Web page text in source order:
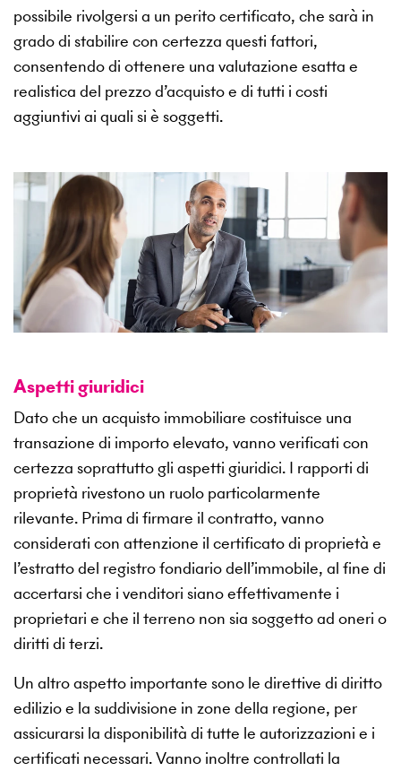
possibile rivolgersi a un perito certificato, che sarà in
grado di stabilire con certezza questi fattori,
consentendo di ottenere una valutazione esatta e
realistica del prezzo d’acquisto e di tutti i costi
aggiuntivi ai quali si è soggetti.
Aspetti giuridici
Dato che un acquisto immobiliare costituisce una
transazione di importo elevato, vanno verificati con
certezza soprattutto gli aspetti giuridici. I rapporti di
proprietà rivestono un ruolo particolarmente
rilevante. Prima di firmare il contratto, vanno
considerati con attenzione il certificato di proprietà e
l’estratto del registro fondiario dell’immobile, al fine di
accertarsi che i venditori siano effettivamente i
proprietari e che il terreno non sia soggetto ad oneri o
diritti di terzi.
Un altro aspetto importante sono le direttive di diritto
edilizio e la suddivisione in zone della regione, per
assicurarsi la disponibilità di tutte le autorizzazioni e i
certificati necessari. Vanno inoltre controllati la